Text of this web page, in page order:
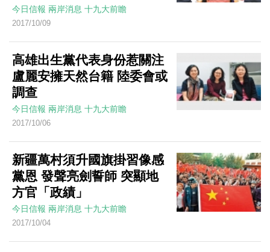
今日信報 兩岸消息 十九大前瞻
2017/10/09
高雄出生黨代表身份惹關注
盧麗安擁天然台籍 陸委會或
調查
今日信報 兩岸消息 十九大前瞻
2017/10/06
新疆萬村須升國旗掛習像感
黨恩 發聲亮劍誓師 突顯地
方官「政績」
今日信報 兩岸消息 十九大前瞻
2017/10/04